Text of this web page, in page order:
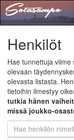
Henkilöt
Hae tunnettuja
olevaan
olevasta listasta.
tietoihin ilmestyy
tutkia hänen
missä joukko-